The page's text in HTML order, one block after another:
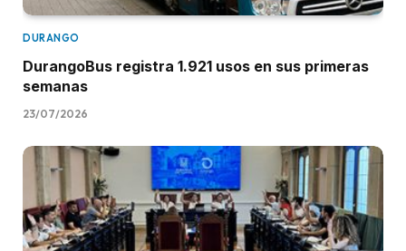
DURANGO
DurangoBus registra 1.921 usos en sus primeras
semanas
23/07/2026